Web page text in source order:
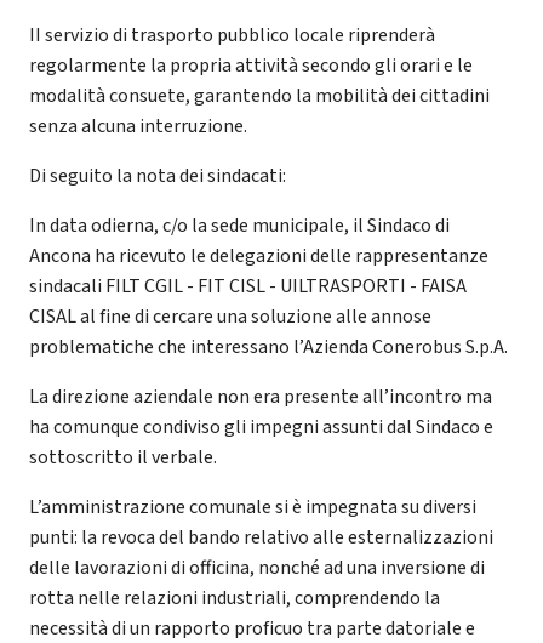
II servizio di trasporto pubblico locale riprenderà
regolarmente la propria attività secondo gli orari e le
modalità consuete, garantendo la mobilità dei cittadini
senza alcuna interruzione.
Di seguito la nota dei sindacati:
In data odierna, c/o la sede municipale, il Sindaco di
Ancona ha ricevuto le delegazioni delle rappresentanze
sindacali FILT CGIL - FIT CISL - UILTRASPORTI - FAISA
CISAL al fine di cercare una soluzione alle annose
problematiche che interessano l’Azienda Conerobus S.p.A.
La direzione aziendale non era presente all’incontro ma
ha comunque condiviso gli impegni assunti dal Sindaco e
sottoscritto il verbale.
L’amministrazione comunale si è impegnata su diversi
punti: la revoca del bando relativo alle esternalizzazioni
delle lavorazioni di officina, nonché ad una inversione di
rotta nelle relazioni industriali, comprendendo la
necessità di un rapporto proficuo tra parte datoriale e